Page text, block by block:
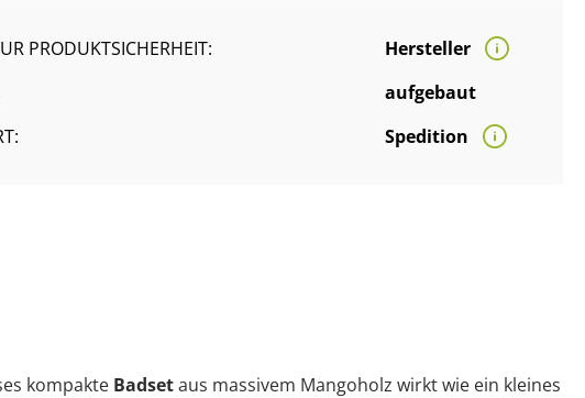
PRODUKTSICHERHEIT:
Hersteller
aufgebaut
Spedition
kompakte Badsetaus massivem Mangoholz wirkt wie ein kleines